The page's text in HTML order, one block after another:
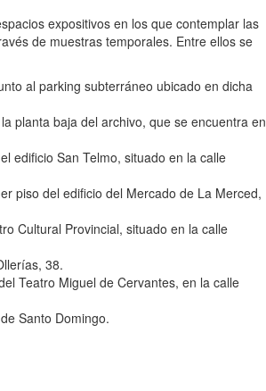
expositivos en los que contemplar las
de muestras temporales. Entre ellos se
al parking subterráneo ubicado en dicha
planta baja del archivo, que se encuentra en
edificio San Telmo, situado en la calle
piso del edificio del Mercado de La Merced,
Cultural Provincial, situado en la calle
38.
Teatro Miguel de Cervantes, en la calle
Santo Domingo.